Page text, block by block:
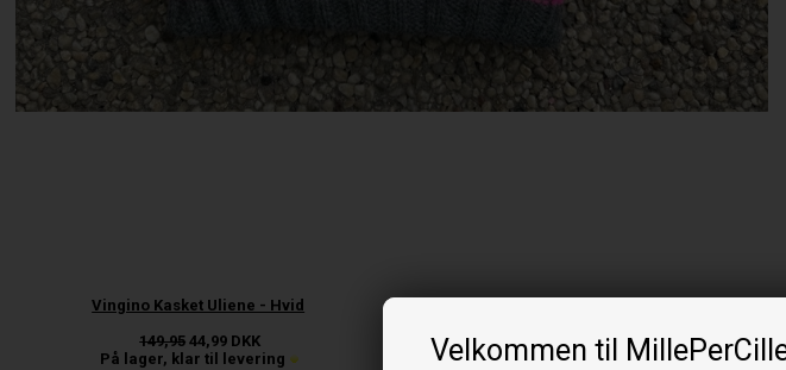
Velkommen til
Vingino Kasket Uliene - Hvid
149,95 44,99 DKK
På lager, klar til levering